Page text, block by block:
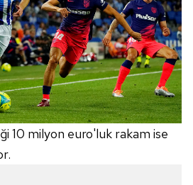
10 milyon euro'luk rakam ise